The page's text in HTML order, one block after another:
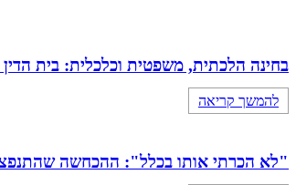
בחינה הלכתית, משפטית וכלכלית: בית
להמשך קריאה
"לא הכרתי אותו בכלל": ההכחשה שהתנפצה –